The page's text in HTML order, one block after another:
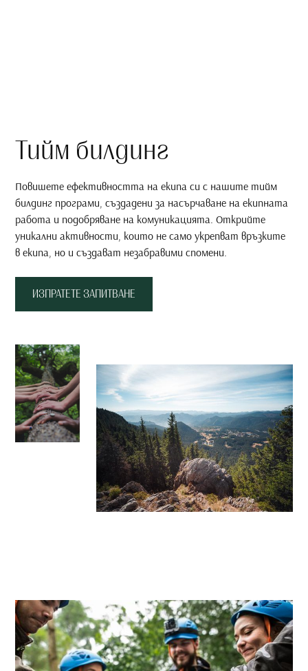
Тийм билдинг
Повишете ефективността на екипа си с нашите тийм
билдинг програми, създадени за насърчаване на екипната
работа и подобряване на комуникацията. Открийте
уникални активности, които не само укрепват връзките
в екипа, но и създават незабравими спомени.
ИЗПРАТЕТЕ ЗАПИТВАНЕ